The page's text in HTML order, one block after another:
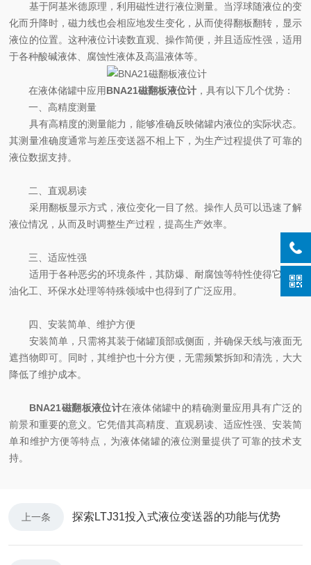
基于阿基米德原理，利用磁性进行液位测量。当浮球随液位的变
化而升降时，磁力线也会相应地发生变化，从而使得翻板翻转，显示
液位的位置。这种液位计读数直观、操作简便，并且适应性强，适用
于各种酸碱液体、腐蚀性液体及高温液体等。
在液体储罐中应用BNA21磁翻板液位计 ，具有以下几个优势：
一、高精度测量
具有高精度的测量能力，能够准确反映储罐内液位的实际状态。
其测量准确度通常与差压变送器不相上下，为生产过程提供了可靠的
液位数据支持。
二、直观易读
采用翻板显示方式，液位变化一目了然。操作人员可以迅速了解
液位情况，从而及时调整生产过程，提高生产效率。
三、适应性强
适用于各种恶劣的环境条件，其防爆、耐腐蚀等特性使得它在石
油化工、环保水处理等特殊领域中也得到了广泛应用。
四、安装简单、维护方便
安装简单，只需将其装于储罐顶部或侧面，并确保天线与液面无
遮挡物即可。同时，其维护也十分方便，无需频繁拆卸和清洗，大大
降低了维护成本。
BNA21磁翻板液位计在液体储罐中的精确测量应用具有广泛的
前景和重要的意义。它凭借其高精度、直观易读、适应性强、安装简
单和维护方便等特点，为液体储罐的液位测量提供了可靠的技术支
持。
上一条 探索LTJ31投入式液位变送器的功能与优势